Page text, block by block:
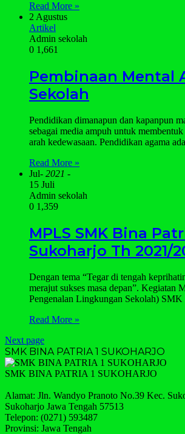
Read More »
2 Agustus
Artikel
Admin sekolah
0 1,661
Pembinaan Mental
Sekolah
Pendidikan dimanapun dan kapanpun
sebagai media ampuh untuk
arah kedewasaan. Pendidikan agama
Read More »
Jul- 2021 -
15 Juli
Admin sekolah
0 1,359
MPLS SMK Bina
Sukoharjo Th 2021/
Dengan tema “Tegar di tengah
merajut sukses masa depan”. Kegiatan
Pengenalan Lingkungan Sekolah)
Read More »
Next page
SMK BINA PATRIA 1 SUKOHARJO
SMK BINA PATRIA 1 SUKOHARJO
Alamat: Jln. Wandyo Pranoto No.39 Kec.
Sukoharjo Jawa Tengah 57513
Telepon: (0271) 593487
Provinsi: Jawa Tengah